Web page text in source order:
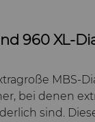
960 XL-
MBS-
bei denen
sind.